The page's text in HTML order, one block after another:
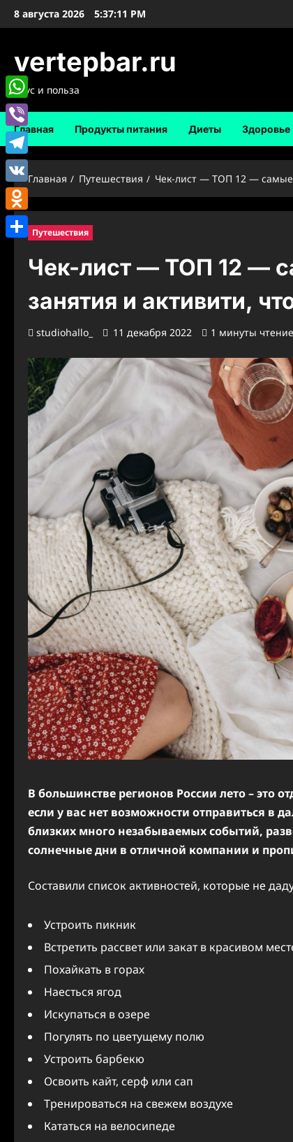
Перейти
8 августа 2026 5:37:13 PM
vertepbar.ru
Вкус и польза
Главная Продукты питания Диеты Здоровье
Главная Путешествия Чек-лист — ТОП 12 — самые
Путешествия
Чек-лист — ТОП 12 —
занятия и активити,
studiohallo_ 11 декабря 2022 1 минуты чтение
В большинстве регионов России лето – это
если у вас нет возможности отправиться в
близких много незабываемых событий,
солнечные дни в отличной компании и
Составили список активностей, которые не
Устроить пикник
Встретить рассвет или закат в красивом
Похайкать в горах
Наесться ягод
Искупаться в озере
Погулять по цветущему полю
Устроить барбекю
Освоить кайт, серф или сап
Тренироваться на свежем воздухе
Кататься на велосипеде
WhatsApp
Viber
Telegram
VK
Odnoklassniki